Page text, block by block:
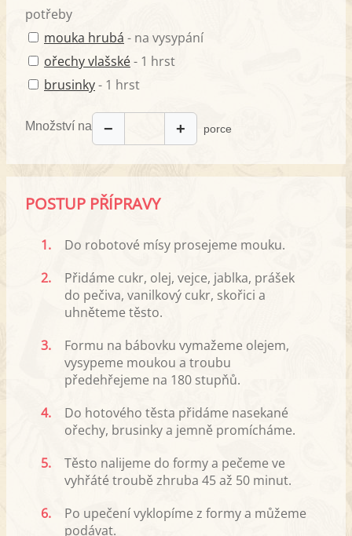
potřeby
mouka hrubá - na vysypání
ořechy vlašské- 1 hrst
brusinky- 1 hrst
Množství na − + porce
POSTUP PŘÍPRAVY
1.
Do robotové mísy prosejeme mouku.
2.
Přidáme cukr, olej, vejce, jablka, prášek
do pečiva, vanilkový cukr, skořici a
uhněteme těsto.
3.
Formu na bábovku vymažeme olejem,
vysypeme moukou a troubu
předehřejeme na 180 stupňů.
4.
Do hotového těsta přidáme nasekané
ořechy, brusinky a jemně promícháme.
5.
Těsto nalijeme do formy a pečeme ve
vyhřáté troubě zhruba 45 až 50 minut.
6.
Po upečení vyklopíme z formy a můžeme
podávat.